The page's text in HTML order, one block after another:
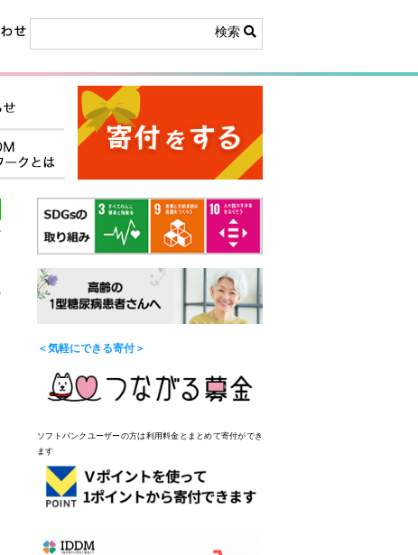
検索
＜気軽にできる寄付＞
ソフトバンクユーザーの方は利用料金とまとめて寄付ができ
ます